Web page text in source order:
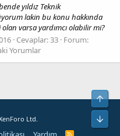
yıldız Teknik
lakin bu konu hakkında
varsa yardımcı olabilir mi?
Cevaplar: 33 Forum:
Yorumlar
Ltd.
R
Alt